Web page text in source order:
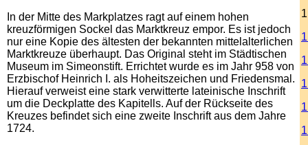
In der Mitte des Markplatzes ragt auf einem hohen
kreuzförmigen Sockel das Marktkreuz empor. Es ist jedoch
nur eine Kopie des ältesten der bekannten mittelalterlichen
Marktkreuze überhaupt. Das Original steht im Städtischen
Museum im Simeonstift. Errichtet wurde es im Jahr 958 von
Erzbischof Heinrich I. als Hoheitszeichen und Friedensmal.
Hierauf verweist eine stark verwitterte lateinische Inschrift
um die Deckplatte des Kapitells. Auf der Rückseite des
Kreuzes befindet sich eine zweite Inschrift aus dem Jahre
1724.